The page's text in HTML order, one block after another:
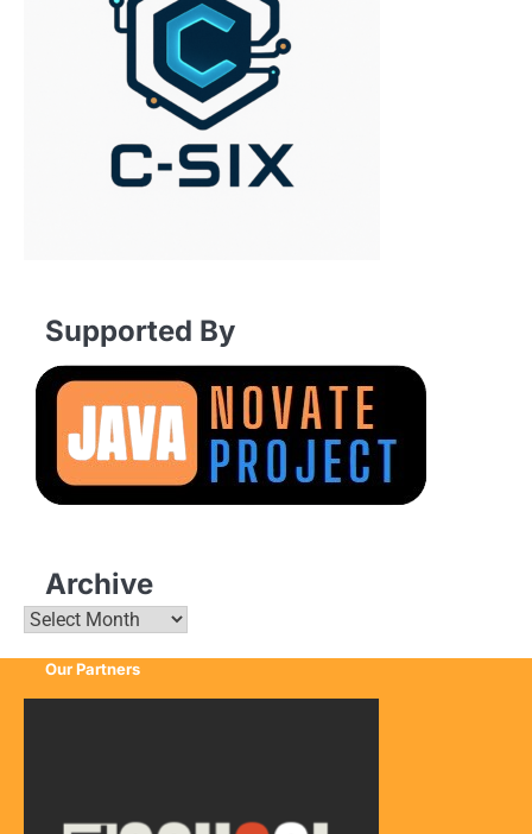
Supported By
Archive
Archive
Our Partners